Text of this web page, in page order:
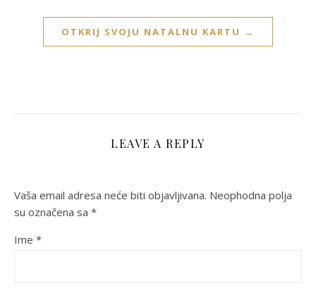
OTKRIJ SVOJU NATALNU KARTU →
LEAVE A REPLY
Vaša email adresa neće biti objavljivana. Neophodna polja
su označena sa *
Ime *